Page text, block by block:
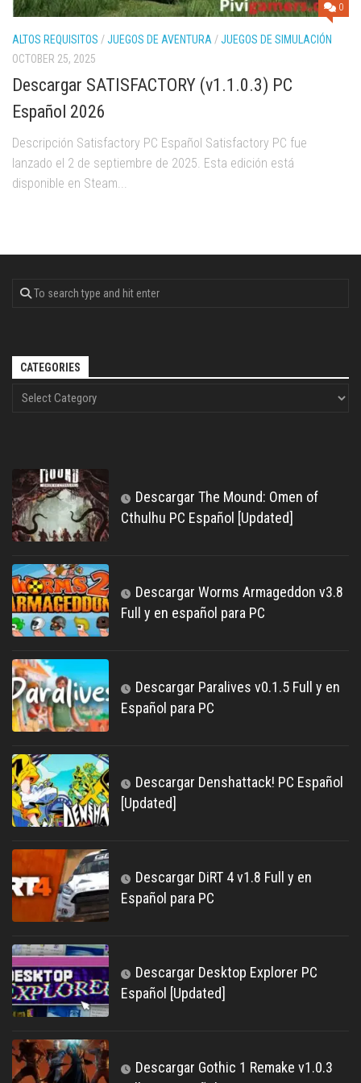
0
ALTOS REQUISITOS /JUEGOS DE AVENTURA /JUEGOS DE SIMULACIÓN
OCTOBER 25, 2025
Descargar SATISFACTORY (v1.1.0.3) PC
Español 2026
Descripción Satisfactory PC Español Satisfactory PC fue
lanzado el 2 de septiembre de 2025. Esta edición está
disponible en Steam...
CATEGORIES
Descargar The Mound: Omen of
Cthulhu PC Español [Updated]
Descargar Worms Armageddon v3.8
Full y en español para PC
Descargar Paralives v0.1.5 Full y en
Español para PC
Descargar Denshattack! PC Español
[Updated]
Descargar DiRT 4 v1.8 Full y en
Español para PC
Descargar Desktop Explorer PC
Español [Updated]
Descargar Gothic 1 Remake v1.0.3